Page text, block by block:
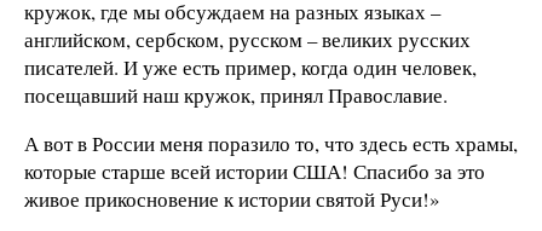
кружок, где мы обсуждаем на разных языках –
английском, сербском, русском – великих русских
писателей. И уже есть пример, когда один человек,
посещавший наш кружок, принял Православие.
А вот в России меня поразило то, что здесь есть храмы,
которые старше всей истории США! Спасибо за это
живое прикосновение к истории святой Руси!»